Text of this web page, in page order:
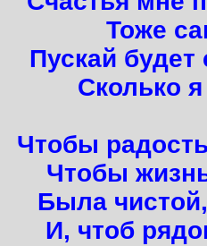
Тоже
Пускай будет
Сколько
Чтобы
Чтобы
Была
И, чтоб